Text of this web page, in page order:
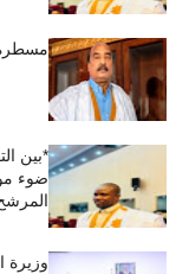
مسطرة
*بين
ضوء